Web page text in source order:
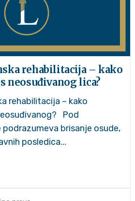
rehabilitacija – kako
neosuđivanog lica?
rehabilitacija – kako
Pod
brisanje osude,
posledica...